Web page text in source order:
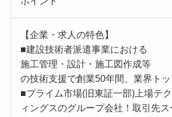
【企業・求人の特色】
■建設技術者派遣事業における
施工管理・設計・施工図作成等
の技術支援で創業50年間、業界トッ
■プライム市場(旧東証一部)上場テ
ィングスのグループ会社！取引先ス